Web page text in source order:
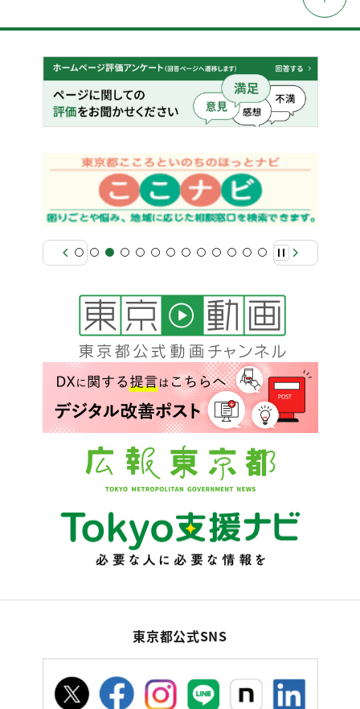
東京都公式SNS